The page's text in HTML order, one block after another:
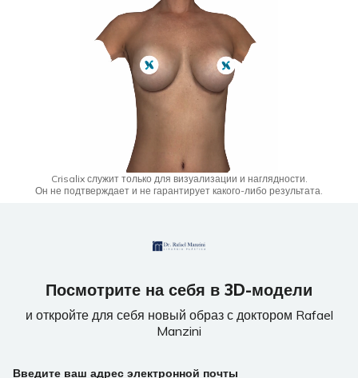
Crisalix служит только для визуализации и наглядности.
Он не подтверждает и не гарантирует какого-либо результата.
Посмотрите на себя в 3D-модели
и откройте для себя новый образ с доктором Rafael
Manzini
Введите ваш адрес электронной почты